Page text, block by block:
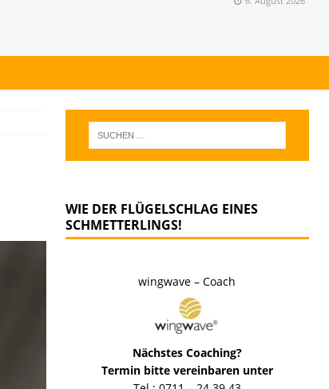
WIE DER FLÜGELSCHLAG EINES
SCHMETTERLINGS!
wingwave – Coach
Nächstes Coaching?
Termin bitte vereinbaren unter